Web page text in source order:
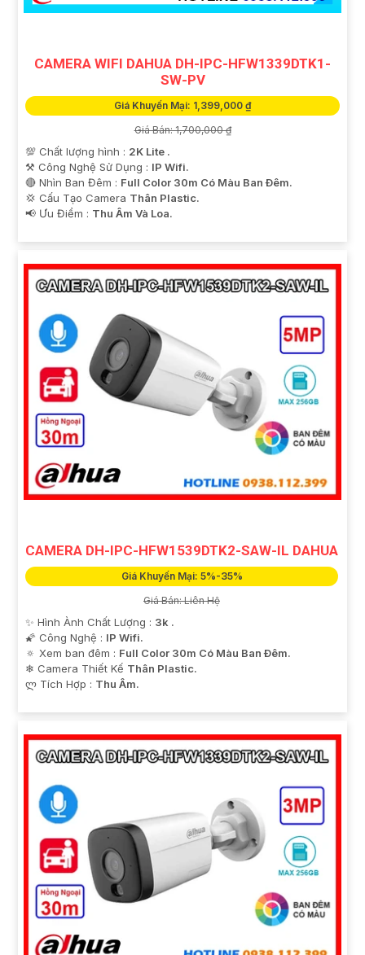
CAMERA WIFI DAHUA DH-IPC-HFW1339DTK1-
SW-PV
Giá Khuyến Mại: 1,399,000 ₫
Giá Bán: 1,700,000 ₫
💯 Chất lượng hình : 2K Lite .
⚒ Công Nghệ Sử Dụng : IP Wifi.
🔴 Nhìn Ban Đêm : Full Color 30m Có Màu Ban Ðêm.
💢 Cấu Tạo Camera Thân Plastic.
️📢 Ưu Điểm : Thu Âm Và Loa.
CAMERA DH-IPC-HFW1539DTK2-SAW-IL DAHUA
Giá Khuyến Mại: 5%-35%
Giá Bán: Liên Hệ
✨ Hình Ành Chất Lượng : 3k .
🌠 Công Nghệ : IP Wifi.
🔅 Xem ban đêm : Full Color 30m Có Màu Ban Ðêm.
❄ Camera Thiết Kế Thân Plastic.
️ლ Tích Hợp : Thu Âm.